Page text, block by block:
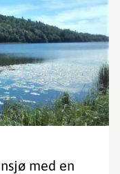
med en